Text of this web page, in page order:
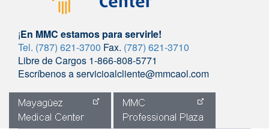
¡En MMC estamos para servirle!
Tel. (787) 621-3700 Fax. (787) 621-3710
Libre de Cargos 1-866-808-5771
Escríbenos a servicioalcliente@mmcaol.com